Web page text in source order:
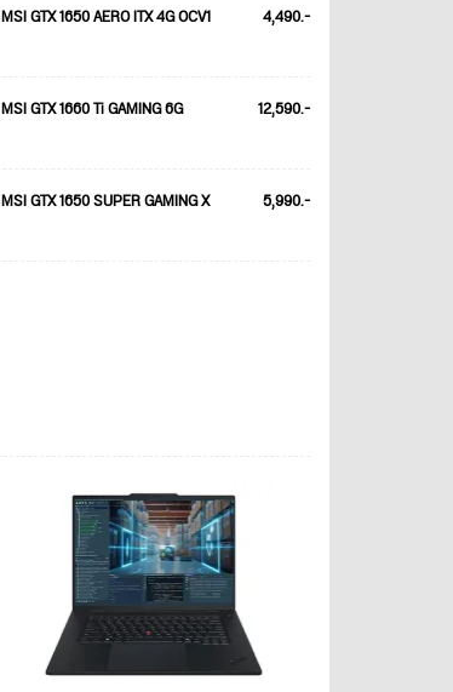
MSI GTX 1650 AERO ITX 4G OCV1 4,490.-
MSI GTX 1660 Ti GAMING 6G 12,590.-
MSI GTX 1650 SUPER GAMING X 5,990.-